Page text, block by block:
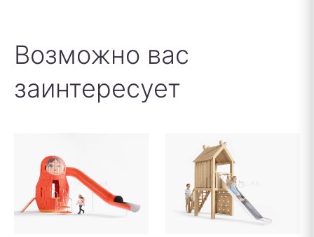
Возможно вас
заинтересует